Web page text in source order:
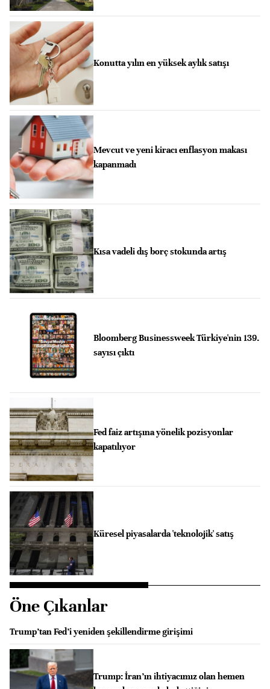
Konutta yılın en yüksek aylık satışı
Mevcut ve yeni kiracı enflasyon makası
kapanmadı
Kısa vadeli dış borç stokunda artış
Bloomberg Businessweek Türkiye'nin 139.
sayısı çıktı
Fed faiz artışına yönelik pozisyonlar
kapatılıyor
Küresel piyasalarda 'teknolojik' satış
Öne Çıkanlar
Trump’tan Fed’i yeniden şekillendirme girişimi
Trump: İran’ın ihtiyacımız olan hemen